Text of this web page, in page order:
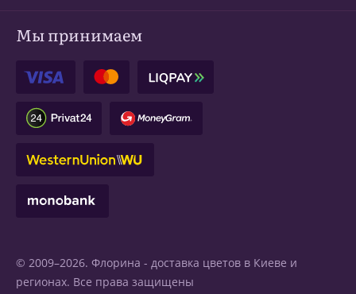
Мы принимаем
© 2009–2026. Флорина - доставка цветов в Киеве и
регионах. Все права защищены